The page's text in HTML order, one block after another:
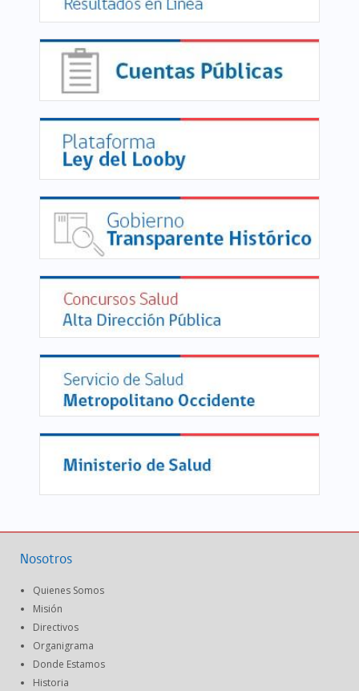
Nosotros
Quienes Somos
Misión
Directivos
Organigrama
Donde Estamos
Historia